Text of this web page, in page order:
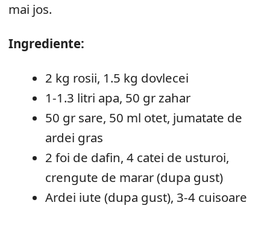
mai jos.
Ingrediente:
2 kg rosii, 1.5 kg dovlecei
1-1.3 litri apa, 50 gr zahar
50 gr sare, 50 ml otet, jumatate de
ardei gras
2 foi de dafin, 4 catei de usturoi,
crengute de marar (dupa gust)
Ardei iute (dupa gust), 3-4 cuisoare